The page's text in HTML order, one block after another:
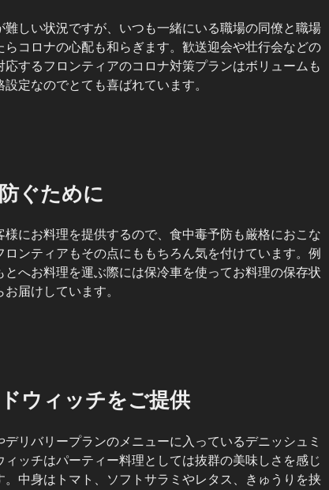
難しい状況ですが、いつも一緒にいる職場の同僚と職場
らコロナの心配も和らぎます。歓送迎会や壮行会などの
応するフロンティアのコロナ対策プランはボリュームも
定なのでとても喜ばれています。
ぐために
様にお料理を提供するので、食中毒予防も厳格におこな
ロンティアもその点にももちろん気を付けています。例
とへお料理を運ぶ際には保冷車を使ってお料理の保存状
届けしています。
ウィッチをご提供
デリバリープランのメニューに入っているデニッシュミ
ィッチはパーティー料理としては抜群の美味しさを感じ
。中身はトマト、ソフトサラミやレタス、きゅうりを挟